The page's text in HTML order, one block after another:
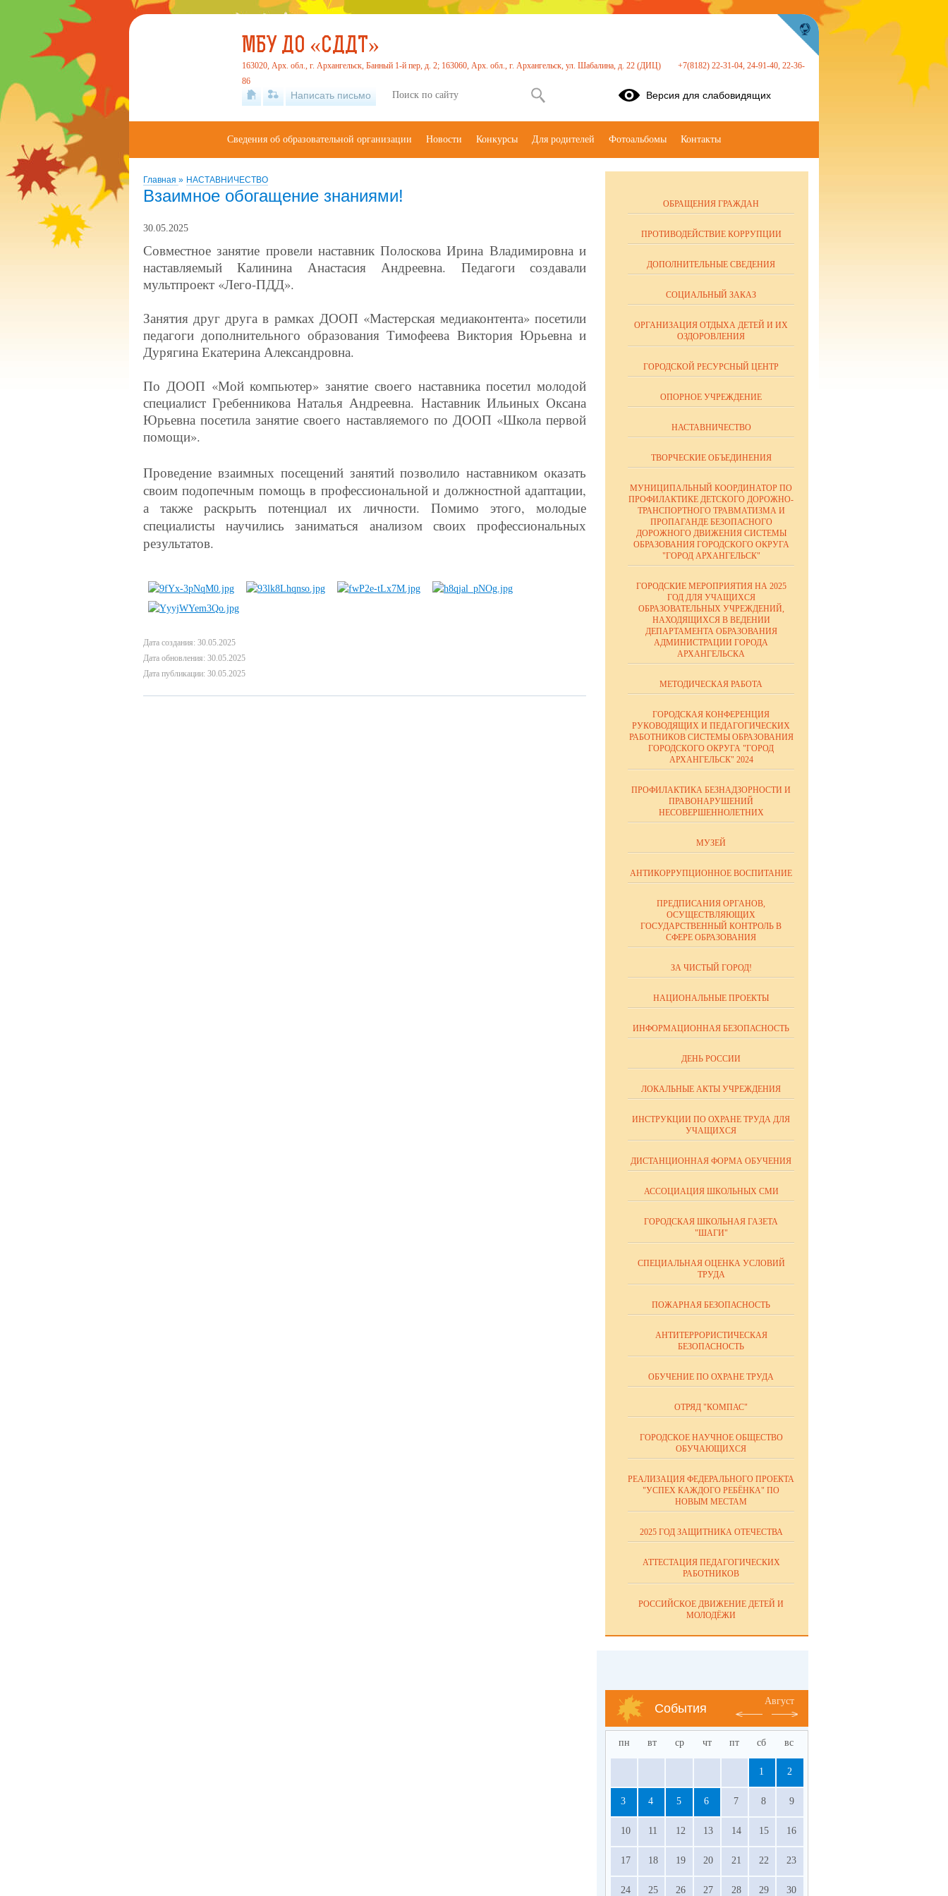
Главная » НАСТАВНИЧЕСТВО
Взаимное обогащение знаниями!
30.05.2025
Совместное занятие провели наставник Полоскова Ирина Владимировна и
наставляемый Калинина Анастасия Андреевна. Педагоги создавали
мультпроект «Лего-ПДД».
Занятия друг друга в рамках ДООП «Мастерская медиаконтента» посетили
педагоги дополнительного образования Тимофеева Виктория Юрьевна и
Дурягина Екатерина Александровна.
По ДООП «Мой компьютер» занятие своего наставника посетил молодой
специалист Гребенникова Наталья Андреевна. Наставник Ильиных Оксана
Юрьевна посетила занятие своего наставляемого по ДООП «Школа первой
помощи».
Проведение взаимных посещений занятий позволило наставником оказать
своим подопечным помощь в профессиональной и должностной адаптации,
а также раскрыть потенциал их личности. Помимо этого, молодые
специалисты научились заниматься анализом своих профессиональных
результатов.
Дата создания: 30.05.2025
Дата обновления: 30.05.2025
Дата публикации: 30.05.2025
ОБРАЩЕНИЯ ГРАЖДАН
ПРОТИВОДЕЙСТВИЕ КОРРУПЦИИ
ДОПОЛНИТЕЛЬНЫЕ СВЕДЕНИЯ
СОЦИАЛЬНЫЙ ЗАКАЗ
ОРГАНИЗАЦИЯ ОТДЫХА ДЕТЕЙ И ИХ
ОЗДОРОВЛЕНИЯ
ГОРОДСКОЙ РЕСУРСНЫЙ ЦЕНТР
ОПОРНОЕ УЧРЕЖДЕНИЕ
НАСТАВНИЧЕСТВО
ТВОРЧЕСКИЕ ОБЪЕДИНЕНИЯ
МУНИЦИПАЛЬНЫЙ КООРДИНАТОР ПО
ПРОФИЛАКТИКЕ ДЕТСКОГО ДОРОЖНО-
ТРАНСПОРТНОГО ТРАВМАТИЗМА И
ПРОПАГАНДЕ БЕЗОПАСНОГО
ДОРОЖНОГО ДВИЖЕНИЯ СИСТЕМЫ
ОБРАЗОВАНИЯ ГОРОДСКОГО ОКРУГА
"ГОРОД АРХАНГЕЛЬСК"
ГОРОДСКИЕ МЕРОПРИЯТИЯ НА 2025
ГОД ДЛЯ УЧАЩИХСЯ
ОБРАЗОВАТЕЛЬНЫХ УЧРЕЖДЕНИЙ,
НАХОДЯЩИХСЯ В ВЕДЕНИИ
ДЕПАРТАМЕНТА ОБРАЗОВАНИЯ
АДМИНИСТРАЦИИ ГОРОДА
АРХАНГЕЛЬСКА
МЕТОДИЧЕСКАЯ РАБОТА
ГОРОДСКАЯ КОНФЕРЕНЦИЯ
РУКОВОДЯЩИХ И ПЕДАГОГИЧЕСКИХ
РАБОТНИКОВ СИСТЕМЫ ОБРАЗОВАНИЯ
ГОРОДСКОГО ОКРУГА "ГОРОД
АРХАНГЕЛЬСК" 2024
ПРОФИЛАКТИКА БЕЗНАДЗОРНОСТИ И
ПРАВОНАРУШЕНИЙ
НЕСОВЕРШЕННОЛЕТНИХ
МУЗЕЙ
АНТИКОРРУПЦИОННОЕ ВОСПИТАНИЕ
ПРЕДПИСАНИЯ ОРГАНОВ,
ОСУЩЕСТВЛЯЮЩИХ
ГОСУДАРСТВЕННЫЙ КОНТРОЛЬ В
СФЕРЕ ОБРАЗОВАНИЯ
ЗА ЧИСТЫЙ ГОРОД!
НАЦИОНАЛЬНЫЕ ПРОЕКТЫ
ИНФОРМАЦИОННАЯ БЕЗОПАСНОСТЬ
ДЕНЬ РОССИИ
ЛОКАЛЬНЫЕ АКТЫ УЧРЕЖДЕНИЯ
ИНСТРУКЦИИ ПО ОХРАНЕ ТРУДА ДЛЯ
УЧАЩИХСЯ
ДИСТАНЦИОННАЯ ФОРМА ОБУЧЕНИЯ
АССОЦИАЦИЯ ШКОЛЬНЫХ СМИ
ГОРОДСКАЯ ШКОЛЬНАЯ ГАЗЕТА
"ШАГИ"
СПЕЦИАЛЬНАЯ ОЦЕНКА УСЛОВИЙ
ТРУДА
ПОЖАРНАЯ БЕЗОПАСНОСТЬ
АНТИТЕРРОРИСТИЧЕСКАЯ
БЕЗОПАСНОСТЬ
ОБУЧЕНИЕ ПО ОХРАНЕ ТРУДА
ОТРЯД "КОМПАС"
ГОРОДСКОЕ НАУЧНОЕ ОБЩЕСТВО
ОБУЧАЮЩИХСЯ
РЕАЛИЗАЦИЯ ФЕДЕРАЛЬНОГО ПРОЕКТА
"УСПЕХ КАЖДОГО РЕБЁНКА" ПО
НОВЫМ МЕСТАМ
2025 ГОД ЗАЩИТНИКА ОТЕЧЕСТВА
АТТЕСТАЦИЯ ПЕДАГОГИЧЕСКИХ
РАБОТНИКОВ
РОССИЙСКОЕ ДВИЖЕНИЕ ДЕТЕЙ И
МОЛОДЁЖИ
События
Август
пн вт ср чт пт сб вс
1 2
3 4 5 6 7 8 9
10 11 12 13 14 15 16
17 18 19 20 21 22 23
24 25 26 27 28 29 30
МБУ ДО «СДДТ»
163020, Арх. обл., г. Архангельск, Банный 1-й пер, д. 2; 163060, Арх. обл., г. Архангельск, ул. Шабалина, д. 22 (ДИЦ)
+7(8182) 22-31-04, 24-91-40, 22-36-
86
Написать письмо Версия для слабовидящих
Сведения об образовательной организации Новости Конкурсы Для родителей Фотоальбомы Контакты